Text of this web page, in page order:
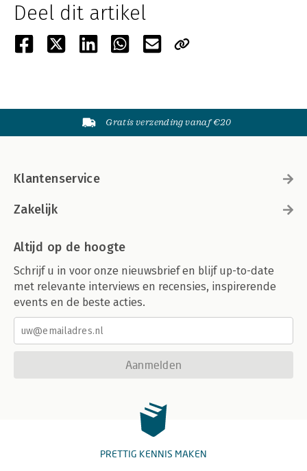
Deel dit artikel
Gratis verzending vanaf €20
Klantenservice
Zakelijk
Altijd op de hoogte
Schrijf u in voor onze nieuwsbrief en blijf up-to-date
met relevante interviews en recensies, inspirerende
events en de beste acties.
Aanmelden
PRETTIG KENNIS MAKEN